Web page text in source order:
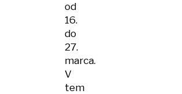
od
16.
do
27.
marca.
V
tem